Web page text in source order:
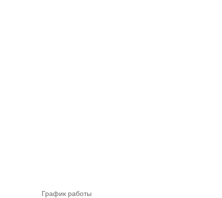
График работы